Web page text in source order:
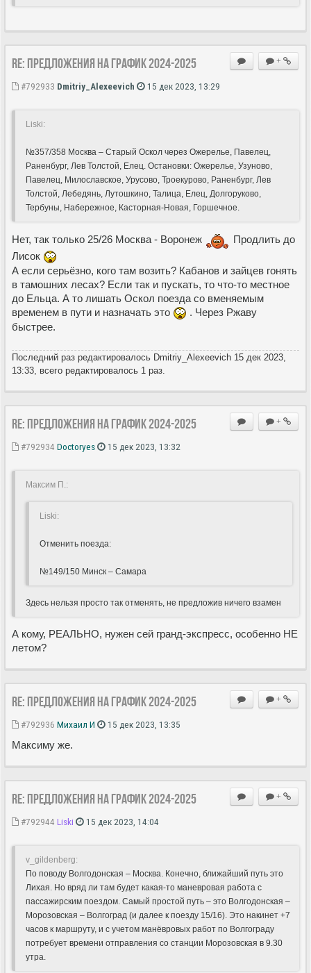
+
Re: Предложения на график 2024-2025
#792933 Dmitriy_Alexeevich 15 дек 2023, 13:29
Liski:
№357/358 Москва – Старый Оскол через Ожерелье, Павелец,
Раненбург, Лев Толстой, Елец. Остановки: Ожерелье, Узуново,
Павелец, Милославское, Урусово, Троекурово, Раненбург, Лев
Толстой, Лебедянь, Лутошкино, Талица, Елец, Долгоруково,
Тербуны, Набережное, Касторная-Новая, Горшечное.
Нет, так только 25/26 Москва - Воронеж
Продлить до
Лисок
А если серьёзно, кого там возить? Кабанов и зайцев гонять
в тамошних лесах? Если так и пускать, то что-то местное
до Ельца. А то лишать Оскол поезда со вменяемым
временем в пути и назначать это
. Через Ржаву
быстрее.
Последний раз редактировалось Dmitriy_Alexeevich 15 дек 2023,
13:33, всего редактировалось 1 раз.
+
Re: Предложения на график 2024-2025
#792934 Doctoryes 15 дек 2023, 13:32
Максим П.:
Liski:
Отменить поезда:
№149/150 Минск – Самара
Здесь нельзя просто так отменять, не предложив ничего взамен
А кому, РЕАЛЬНО, нужен сей гранд-экспресс, особенно НЕ
летом?
+
Re: Предложения на график 2024-2025
#792936 Михаил И 15 дек 2023, 13:35
Максиму же.
+
Re: Предложения на график 2024-2025
#792944 Liski 15 дек 2023, 14:04
v_gildenberg:
По поводу Волгодонская – Москва. Конечно, ближайший путь это
Лихая. Но вряд ли там будет какая-то маневровая работа с
пассажирским поездом. Самый простой путь – это Волгодонская –
Морозовская – Волгоград (и далее к поезду 15/16). Это накинет +7
часов к маршруту, и с учетом манёвровых работ по Волгограду
потребует времени отправления со станции Морозовская в 9.30
утра.